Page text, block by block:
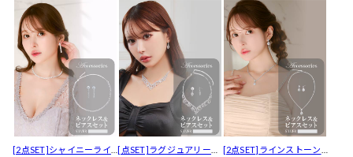
[2点SET]シャイニーライ
[点SET]ラグジュアリード
[2点SET]ラインストーン